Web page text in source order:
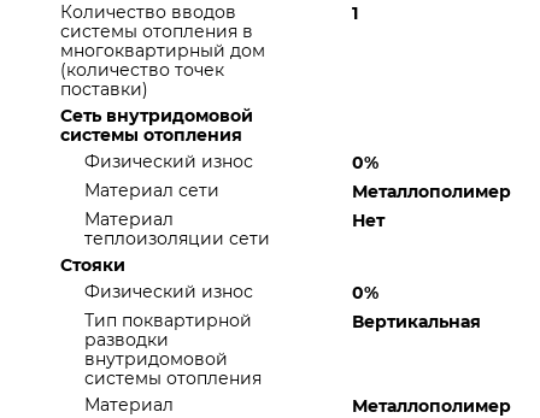
Количество вводов
системы отопления в
многоквартирный дом
(количество точек
поставки)
1
Сеть внутридомовой
системы отопления
Физический износ
0%
Материал сети
Металлополимер
Материал
теплоизоляции сети
Нет
Стояки
Физический износ
0%
Тип поквартирной
разводки
внутридомовой
системы отопления
Вертикальная
Материал
Металлополимер